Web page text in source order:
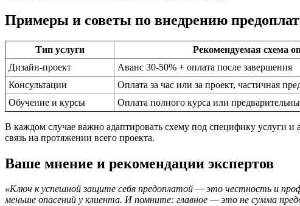
Примеры и советы по внедрению
Тип услуги Рекомендуемая схема
Дизайн-проект
Аванс 30-50% + оплата после завершения
Консультации
Оплата за час или за проект, частичная
Обучение и курсы
Оплата полного курса или
В каждом случае важно адаптировать схему под специфику услуги и
связь на протяжении всего проекта.
Ваше мнение и рекомендации экспертов
«Ключ к успешной защите себя предоплатой — это честность и
меньше опасений у клиента. И помните: главное — это не сумма